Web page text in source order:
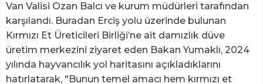
Van Valisi Ozan Balcı ve kurum müdürleri tarafından
karşılandı. Buradan Erciş yolu üzerinde bulunan
Kırmızı Et Üreticileri Birliği’ne ait damızlık düve
üretim merkezini ziyaret eden Bakan Yumaklı, 2024
yılında hayvancılık yol haritasını açıkladıklarını
hatırlatarak, "Bunun temel amacı hem kırmızı et